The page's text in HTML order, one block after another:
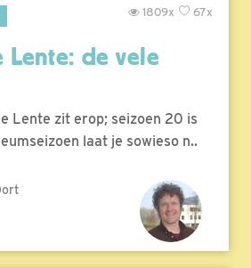
67x
1809x
Lente: de vele
Lente zit erop; seizoen 20 is
laat je sowieso n..